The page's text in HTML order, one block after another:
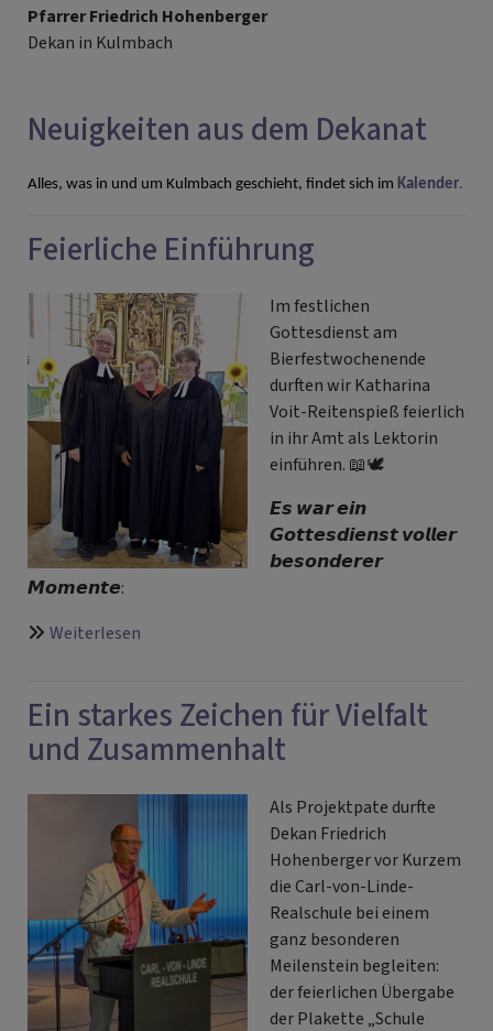
Pfarrer Friedrich Hohenberger
Dekan in Kulmbach
Neuigkeiten aus dem Dekanat
Alles, was in und um Kulmbach geschieht, findet sich im Kalender.
Feierliche Einführung
Im festlichen
Gottesdienst am
Bierfestwochenende
durften wir Katharina
Voit-Reitenspieß feierlich
in ihr Amt als Lektorin
einführen. 📖🕊️
𝙀𝙨 𝙬𝙖𝙧𝙚𝙞𝙣
𝙂𝙤𝙩𝙩𝙚𝙨𝙙𝙞𝙚𝙣𝙨𝙩𝙫𝙤𝙡𝙡𝙚𝙧
𝙗𝙚𝙨𝙤𝙣𝙙𝙚𝙧𝙚𝙧
𝙈𝙤𝙢𝙚𝙣𝙩𝙚:
Weiterlesen
Ein starkes Zeichen für Vielfalt
und Zusammenhalt
Als Projektpate durfte
Dekan Friedrich
Hohenberger vor Kurzem
die Carl-von-Linde-
Realschule bei einem
ganz besonderen
Meilenstein begleiten:
der feierlichen Übergabe
der Plakette „Schule